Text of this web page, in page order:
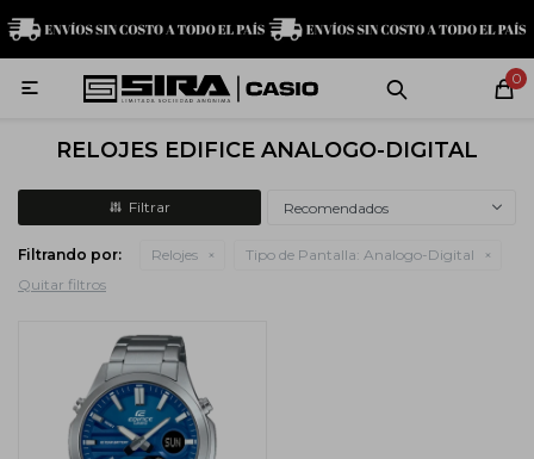
0

RELOJES EDIFICE ANALOGO-DIGITAL
Recomendados
Filtrando por: Relojes Tipo de Pantalla: Analogo-Digital
Quitar filtros
MI CUENTA
Relojes Servicio técnico Contacto
G-Shock
Baby-G
Edifice
Casio